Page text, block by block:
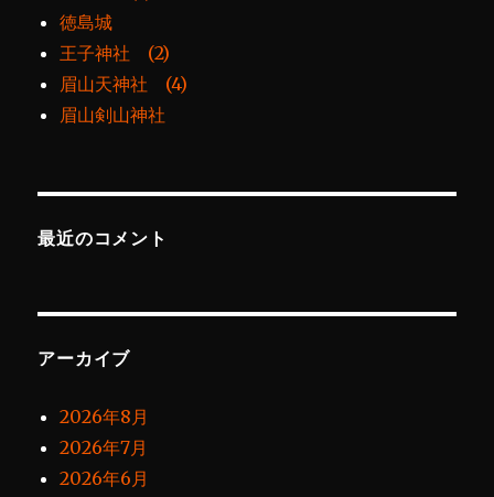
徳島城
王子神社 (2)
眉山天神社 (4)
眉山剣山神社
最近のコメント
アーカイブ
2026年8月
2026年7月
2026年6月